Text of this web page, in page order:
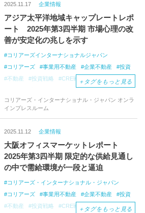
2025.11.17 企業情報
アジア太平洋地域キャップレートレポ
ート 2025年第3四半期 市場心理の改
善が安定化の兆しを示す
コリアーズインターナショナルジャパン
コリアーズ
事業用不動産 企業不動産
投資
不動産
投資戦略 CRE戦略
CREコンサル
オフィス仲介
プロジェクトマネジメント
＋ タグをもっと見る
コリアーズ・インターナショナル・ジャパン オンラ
インプレスルーム
2025.11.12 企業情報
大阪オフィスマーケットレポート
2025年第3四半期 限定的な供給見通し
の中で需給環境が一段と逼迫
コリアーズ・インターナショナル・ジャパン
コリアーズ
事業用不動産 企業不動産
投資
不動産
投資戦略 CRE戦略
CREコンサル
＋ タグをもっと見る